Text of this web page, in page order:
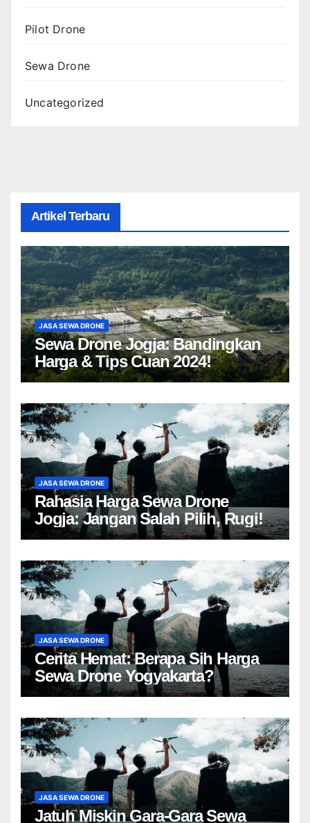
Pilot Drone
Sewa Drone
Uncategorized
Artikel Terbaru
JASA SEWA DRONE
Sewa Drone Jogja: Bandingkan
Harga & Tips Cuan 2024!
JASA SEWA DRONE
Rahasia Harga Sewa Drone
Jogja: Jangan Salah Pilih, Rugi!
JASA SEWA DRONE
Cerita Hemat: Berapa Sih Harga
Sewa Drone Yogyakarta?
JASA SEWA DRONE
Jatuh Miskin Gara-Gara Sewa